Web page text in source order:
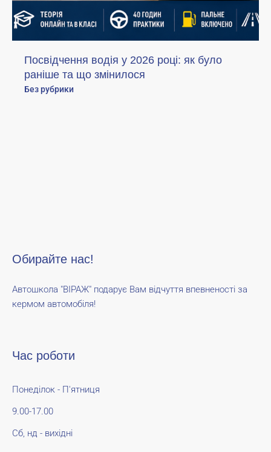
Посвідчення водія у 2026 році: як було
раніше та що змінилося
Без рубрики
Обирайте нас!
Автошкола "ВІРАЖ" подарує Вам відчуття впевненості за
кермом автомобіля!
Час роботи
Понеділок - П'ятниця
9.00-17.00
Сб, нд - вихідні